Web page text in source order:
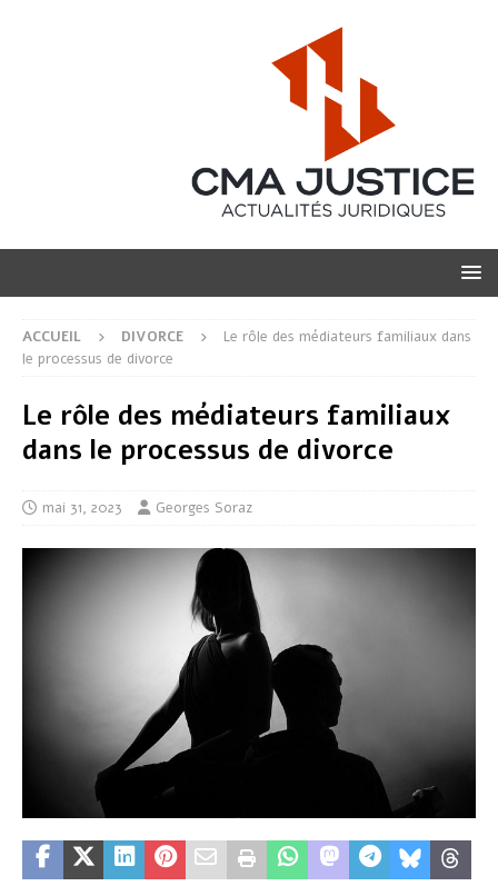
ACCUEIL DIVORCE
Le rôle des médiateurs familiaux dans
le processus de divorce
Le rôle des médiateurs familiaux
dans le processus de divorce
mai 31, 2023 Georges Soraz